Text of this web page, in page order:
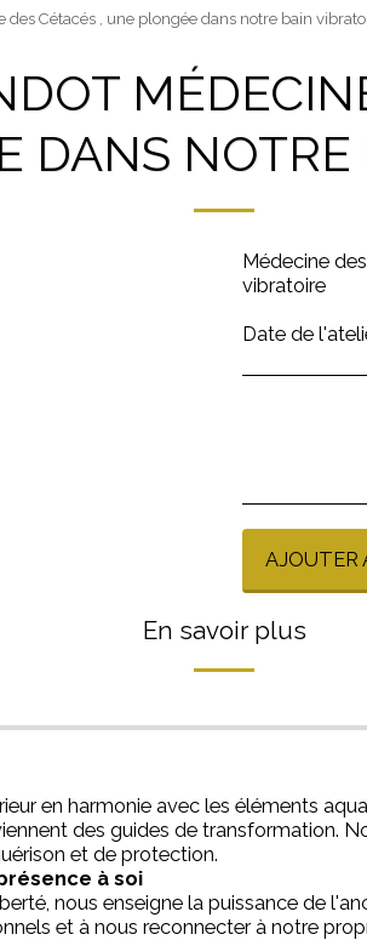
des Cétacés , une plongée dans notre bain
DANS
Médecine
vibratoire
Date de
AJOUTER
En savoir plus
en harmonie avec les éléments
des guides de transformation.
et de protection.
à soi
nous enseigne la puissance de
et à nous reconnecter à notre